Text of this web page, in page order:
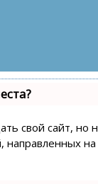
свой сайт,
направленных